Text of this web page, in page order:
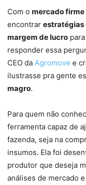
Com o mercado firme
encontrar estratégias
margem de lucro
responder essa
CEO da Agromove e
ilustrasse pra gente
magro.
Para quem não
ferramenta capaz de
fazenda, seja na
insumos. Ela foi
produtor que deseja
análises de mercado